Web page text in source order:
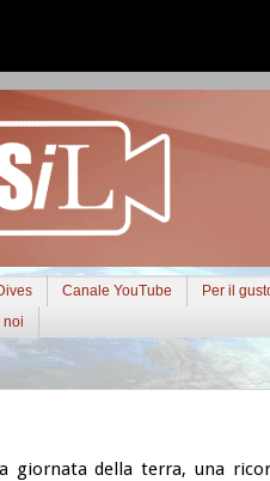
Canale YouTube Per il
noi
giornata della terra, una